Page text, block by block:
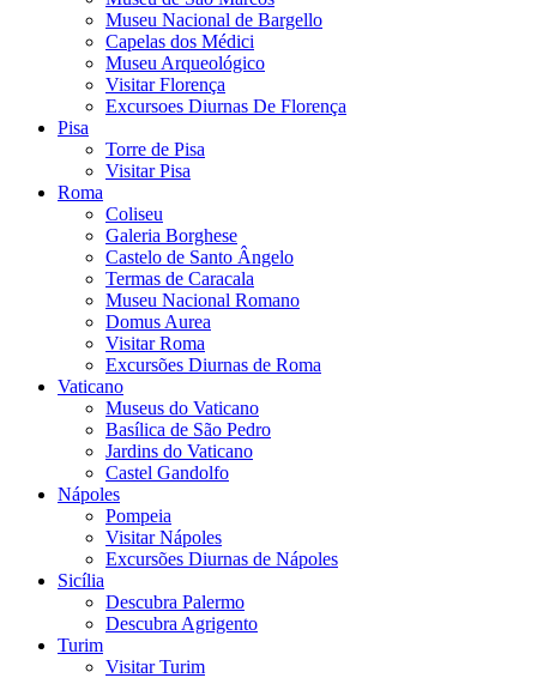
Museu Nacional de Bargello
Capelas dos Médici
Museu Arqueológico
Visitar Florença
Excursoes Diurnas De Florença
Pisa
Torre de Pisa
Visitar Pisa
Roma
Coliseu
Galeria Borghese
Castelo de Santo Ângelo
Termas de Caracala
Museu Nacional Romano
Domus Aurea
Visitar Roma
Excursões Diurnas de Roma
Vaticano
Museus do Vaticano
Basílica de São Pedro
Jardins do Vaticano
Castel Gandolfo
Nápoles
Pompeia
Visitar Nápoles
Excursões Diurnas de Nápoles
Sicília
Descubra Palermo
Descubra Agrigento
Turim
Visitar Turim